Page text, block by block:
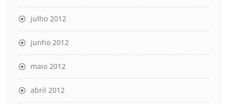
julho 2012
junho 2012
maio 2012
abril 2012